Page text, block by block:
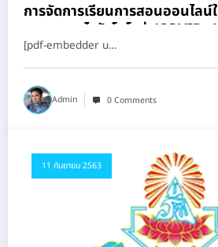
การจัดการเรียนการสอนออนไล
ระบาดของไวรัสโคโรน่า
[pdf-embedder u…
Admin 0 Comments
11 กันยายน 2563